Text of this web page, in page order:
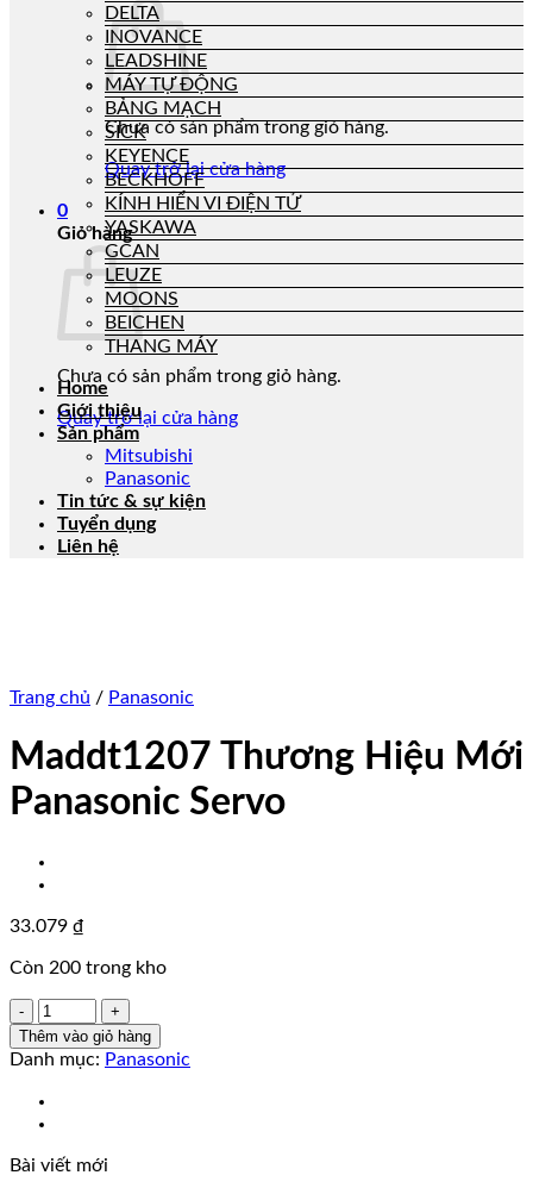
Chưa có sản phẩm trong giỏ hàng.
Quay trở lại cửa hàng
0
Giỏ hàng
Chưa có sản phẩm trong giỏ hàng.
Quay trở lại cửa hàng
DELTA
INOVANCE
LEADSHINE
MÁY TỰ ĐỘNG
BẢNG MẠCH
SICK
KEYENCE
BECKHOFF
KÍNH HIỂN VI ĐIỆN TỬ
YASKAWA
GCAN
LEUZE
MOONS
BEICHEN
THANG MÁY
Home
Giới thiệu
Sản phẩm
Mitsubishi
Panasonic
Tin tức & sự kiện
Tuyển dụng
Liên hệ
Trang chủ / Panasonic
Maddt1207 Thương Hiệu Mới
Panasonic Servo
33.079 ₫
Còn 200 trong kho
Maddt1207
Thương
Hiệu
Panasonic
Servo
lượng
Thêm vào giỏ hàng
Danh mục: Panasonic
Bài viết mới